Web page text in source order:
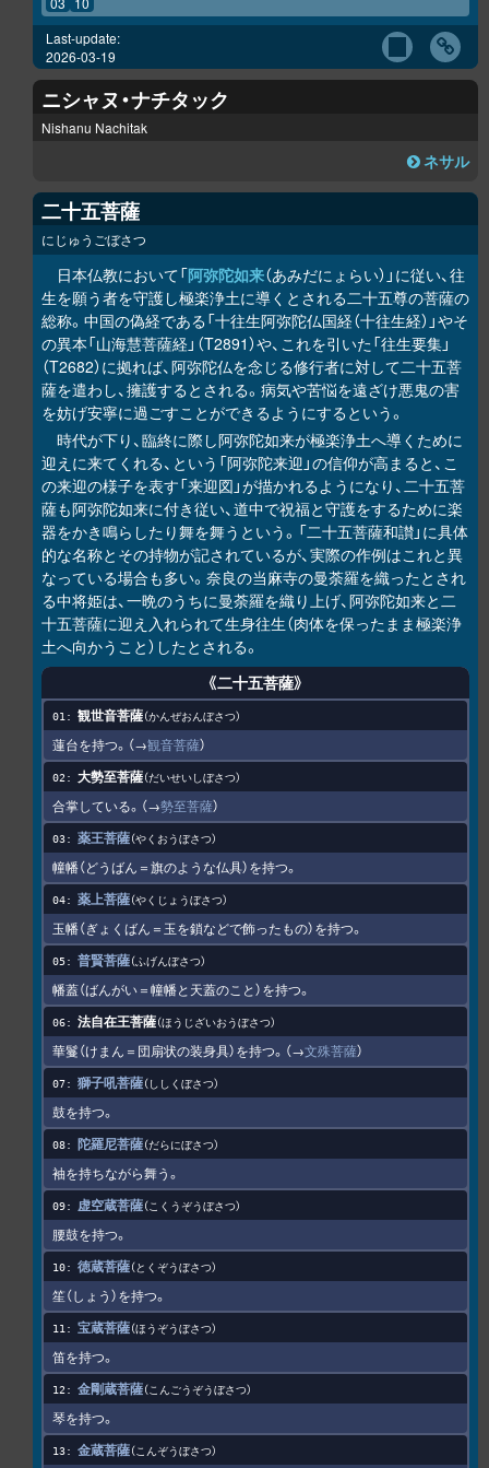
Last-update:
2026-03-19
ニシャヌ・ナチタック
Nishanu Nachitak
ネサル
二十五菩薩
にじゅうごぼさつ
日本仏教において「阿弥陀如来（あみだにょらい）」に従い、往
生を願う者を守護し極楽浄土に導くとされる二十五尊の菩薩の
総称。中国の偽経である「十往生阿弥陀仏国経（十往生経）」やそ
の異本「山海慧菩薩経」（T2891）や、これを引いた「往生要集」
（T2682）に拠れば、阿弥陀仏を念じる修行者に対して二十五菩
薩を遣わし、擁護するとされる。病気や苦悩を遠ざけ悪鬼の害
を妨げ安寧に過ごすことができるようにするという。
時代が下り、臨終に際し阿弥陀如来が極楽浄土へ導くために
迎えに来てくれる、という「阿弥陀来迎」の信仰が高まると、こ
の来迎の様子を表す「来迎図」が描かれるようになり、二十五菩
薩も阿弥陀如来に付き従い、道中で祝福と守護をするために楽
器をかき鳴らしたり舞を舞うという。「二十五菩薩和讃」に具体
的な名称とその持物が記されているが、実際の作例はこれと異
なっている場合も多い。奈良の当麻寺の曼荼羅を織ったとされ
る中将姫は、一晩のうちに曼荼羅を織り上げ、阿弥陀如来と二
十五菩薩に迎え入れられて生身往生（肉体を保ったまま極楽浄
土へ向かうこと）したとされる。
《二十五菩薩》
観世音菩薩 かんぜおんぼさつ
蓮台を持つ。（→観音菩薩）
大勢至菩薩 だいせいしぼさつ
合掌している。（→勢至菩薩）
薬王菩薩 やくおうぼさつ
幢幡（どうばん＝旗のような仏具）を持つ。
薬上菩薩 やくじょうぼさつ
玉幡（ぎょくばん＝玉を鎖などで飾ったもの）を持つ。
普賢菩薩 ふげんぼさつ
幡蓋（ばんがい＝幢幡と天蓋のこと）を持つ。
法自在王菩薩 ほうじざいおうぼさつ
華鬘（けまん＝団扇状の装身具）を持つ。（→文殊菩薩）
獅子吼菩薩 ししくぼさつ
鼓を持つ。
陀羅尼菩薩 だらにぼさつ
袖を持ちながら舞う。
虚空蔵菩薩 こくうぞうぼさつ
腰鼓を持つ。
徳蔵菩薩 とくぞうぼさつ
笙（しょう）を持つ。
宝蔵菩薩 ほうぞうぼさつ
笛を持つ。
金剛蔵菩薩 こんごうぞうぼさつ
琴を持つ。
金蔵菩薩 こんぞうぼさつ